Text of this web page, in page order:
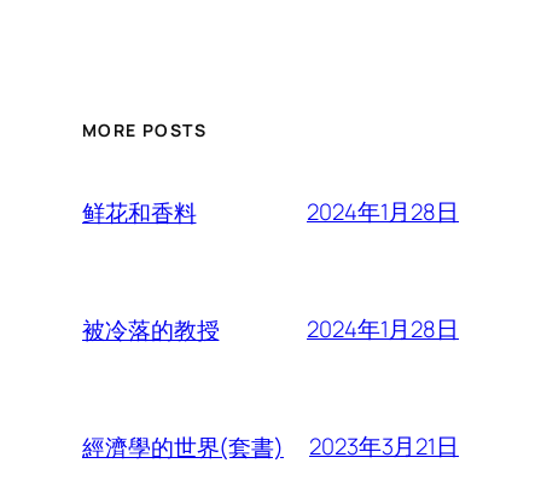
MORE POSTS
鲜花和香料 2024年1月28日
被冷落的教授 2024年1月28日
經濟學的世界(套書) 2023年3月21日